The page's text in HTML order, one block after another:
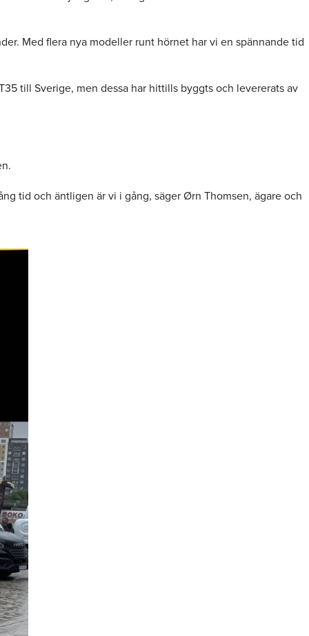
Med flera nya modeller runt hörnet har vi en spännande tid
till Sverige, men dessa har hittills byggts och levererats av
tid och äntligen är vi i gång, säger Ørn Thomsen, ägare och